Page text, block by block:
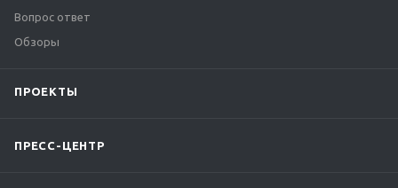
Вопрос ответ
Обзоры
ПРОЕКТЫ
ПРЕСС-ЦЕНТР